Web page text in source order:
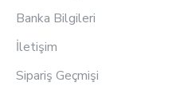
Banka Bilgileri
İletişim
Sipariş Geçmişi